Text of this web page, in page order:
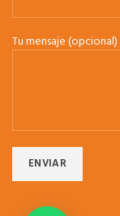
Tu mensaje (opcional)